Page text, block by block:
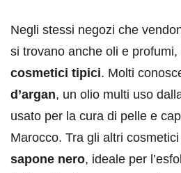
Negli stessi negozi che
si trovano anche oli e profumi,
cosmetici tipici. Molti
d’argan, un olio multi uso
usato per la cura di pelle e
Marocco. Tra gli altri
sapone nero, ideale per